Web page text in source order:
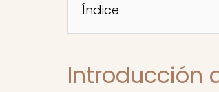
Índice
Introducción